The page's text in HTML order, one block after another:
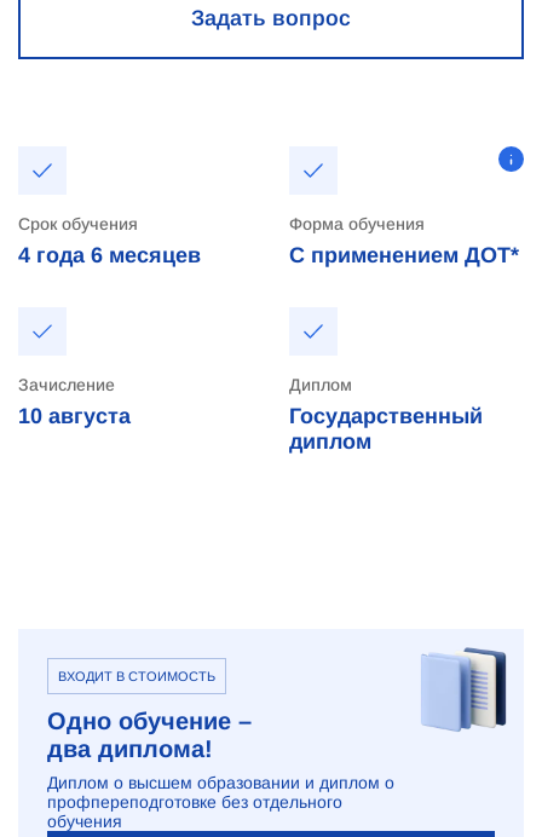
Задать вопрос
Срок обучения
4 года 6 месяцев
Форма обучения
С применением ДОТ*
Зачисление
10 августа
Диплом
Государственный
диплом
ВХОДИТ В СТОИМОСТЬ
Одно обучение –
два диплома!
Диплом о высшем образовании и диплом о
профпереподготовке без отдельного
обучения